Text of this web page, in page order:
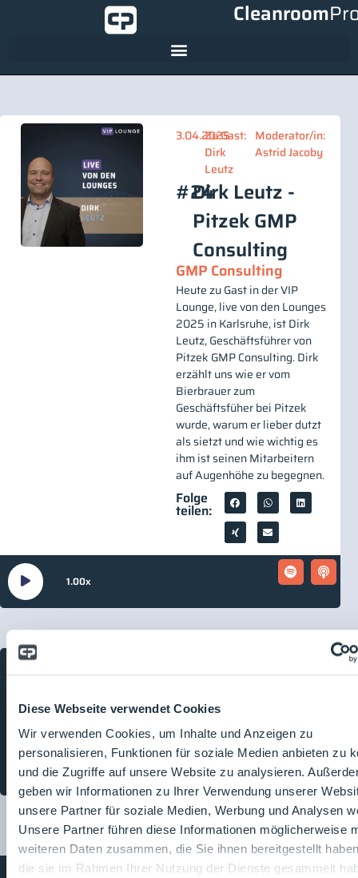
Diese Webseite verwendet Cookies
Wir verwenden Cookies, um Inhalte und Anzeigen zu
personalisieren, Funktionen für soziale Medien anbieten zu
und die Zugriffe auf unsere Website zu analysieren.
geben wir Informationen zu Ihrer Verwendung unserer
unsere Partner für soziale Medien, Werbung und Analysen
Unsere Partner führen diese Informationen möglicherweise
weiteren Daten zusammen, die Sie ihnen bereitgestellt
die sie im Rahmen Ihrer Nutzung der Dienste gesammelt
Cleanroom
3.04.2025
Zu Gast:
Dirk
Leutz
Moderator/in:
Astrid Jacoby
#24
Dirk Leutz -
Pitzek GMP
Consulting
GMP Consulting
Heute zu Gast in der VIP
Lounge, live von den Lounges
2025 in Karlsruhe, ist Dirk
Leutz, Geschäftsführer von
Pitzek GMP Consulting. Dirk
erzählt uns wie er vom
Bierbrauer zum
Geschäftsfüher bei Pitzek
wurde, warum er lieber dutzt
als sietzt und wie wichtig es
ihm ist seinen Mitarbeitern
auf Augenhöhe zu begegnen.
Folge
teilen:
Audio-
Player
00:00
23:53
1.00x
VIP Lounge
die wichtigsten Köpfe der
Reinraum- und
Prozesstechnikbranche
kennen.